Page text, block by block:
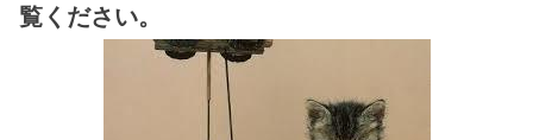
覧ください。